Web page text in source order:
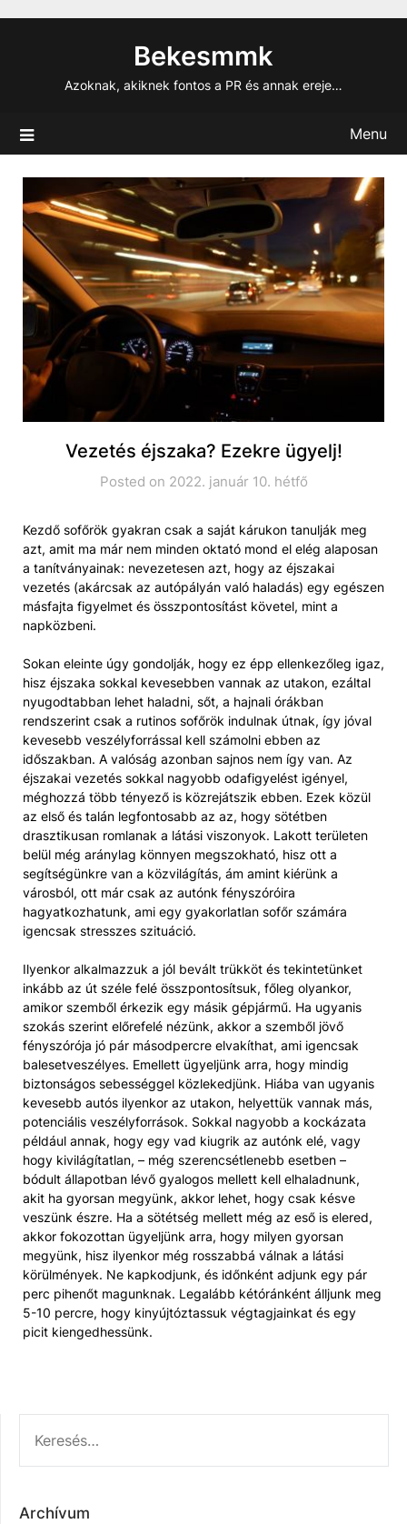
Bekesmmk
Azoknak, akiknek fontos a PR és annak ereje…
Menu
Vezetés éjszaka? Ezekre ügyelj!
Posted on 2022. január 10. hétfő
Kezdő sofőrök gyakran csak a saját kárukon tanulják meg
azt, amit ma már nem minden oktató mond el elég alaposan
a tanítványainak: nevezetesen azt, hogy az éjszakai
vezetés (akárcsak az autópályán való haladás) egy egészen
másfajta figyelmet és összpontosítást követel, mint a
napközbeni.
Sokan eleinte úgy gondolják, hogy ez épp ellenkezőleg igaz,
hisz éjszaka sokkal kevesebben vannak az utakon, ezáltal
nyugodtabban lehet haladni, sőt, a hajnali órákban
rendszerint csak a rutinos sofőrök indulnak útnak, így jóval
kevesebb veszélyforrással kell számolni ebben az
időszakban. A valóság azonban sajnos nem így van. Az
éjszakai vezetés sokkal nagyobb odafigyelést igényel,
méghozzá több tényező is közrejátszik ebben. Ezek közül
az első és talán legfontosabb az az, hogy sötétben
drasztikusan romlanak a látási viszonyok. Lakott területen
belül még aránylag könnyen megszokható, hisz ott a
segítségünkre van a közvilágítás, ám amint kiérünk a
városból, ott már csak az autónk fényszóróira
hagyatkozhatunk, ami egy gyakorlatlan sofőr számára
igencsak stresszes szituáció.
Ilyenkor alkalmazzuk a jól bevált trükköt és tekintetünket
inkább az út széle felé összpontosítsuk, főleg olyankor,
amikor szemből érkezik egy másik gépjármű. Ha ugyanis
szokás szerint előrefelé nézünk, akkor a szemből jövő
fényszórója jó pár másodpercre elvakíthat, ami igencsak
balesetveszélyes. Emellett ügyeljünk arra, hogy mindig
biztonságos sebességgel közlekedjünk. Hiába van ugyanis
kevesebb autós ilyenkor az utakon, helyettük vannak más,
potenciális veszélyforrások. Sokkal nagyobb a kockázata
például annak, hogy egy vad kiugrik az autónk elé, vagy
hogy kivilágítatlan, – még szerencsétlenebb esetben –
bódult állapotban lévő gyalogos mellett kell elhaladnunk,
akit ha gyorsan megyünk, akkor lehet, hogy csak késve
veszünk észre. Ha a sötétség mellett még az eső is elered,
akkor fokozottan ügyeljünk arra, hogy milyen gyorsan
megyünk, hisz ilyenkor még rosszabbá válnak a látási
körülmények. Ne kapkodjunk, és időnként adjunk egy pár
perc pihenőt magunknak. Legalább kétóránként álljunk meg
5-10 percre, hogy kinyújtóztassuk végtagjainkat és egy
picit kiengedhessünk.
Archívum